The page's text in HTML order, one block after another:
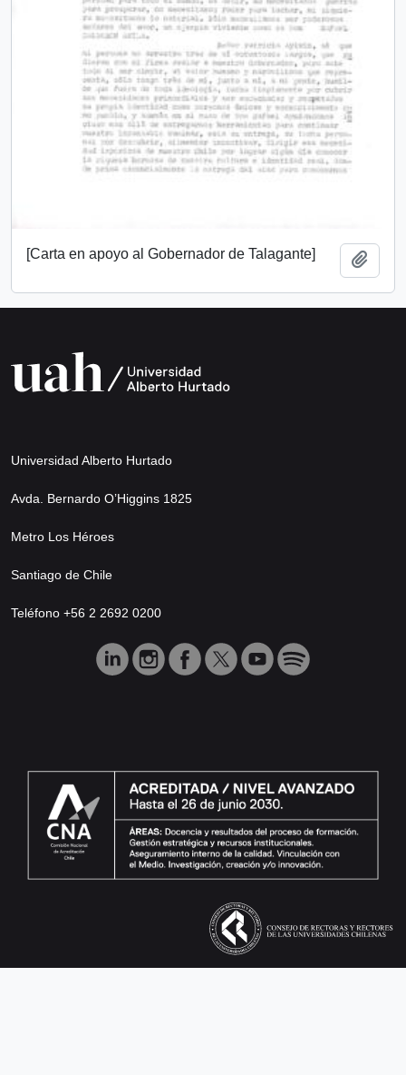
[Carta en apoyo al Gobernador de Talagante]
Universidad Alberto Hurtado
Avda. Bernardo O’Higgins 1825
Metro Los Héroes
Santiago de Chile
Teléfono +56 2 2692 0200